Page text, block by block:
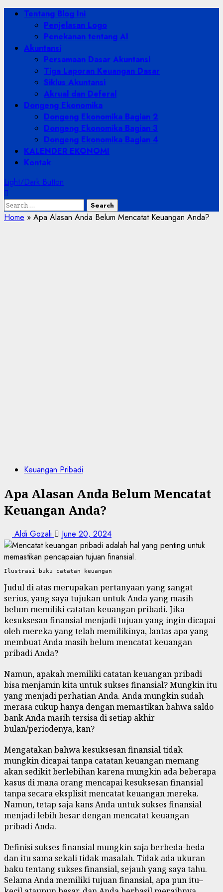
Skip
PrimaryTentang Blog Ini
Penjelasan Logo
Penekanan tentang AI
Akuntansi
Persamaan Dasar Akuntansi
Tiga Laporan Keuangan Dasar
Siklus Akuntansi
Akrual dan Deferal
Dongeng Ekonomika
Dongeng Ekonomika Bagian 2
Dongeng Ekonomika Bagian 3
Dongeng Ekonomika Bagian 4
KALENDER EKONOMI
Kontak
Light/Dark Button
Search
for:
Home » Apa Alasan Anda Belum Mencatat Keuangan Anda?
Keuangan Pribadi
Apa Alasan Anda Belum Mencatat
Keuangan Anda?
Aldi Gozali June 20, 2024
Ilustrasi buku catatan keuangan
Judul di atas merupakan pertanyaan yang sangat
serius, yang saya tujukan untuk Anda yang masih
belum memiliki catatan keuangan pribadi. Jika
kesuksesan finansial menjadi tujuan yang ingin dicapai
oleh mereka yang telah memilikinya, lantas apa yang
membuat Anda masih belum mencatat keuangan
pribadi Anda?
Namun, apakah memiliki catatan keuangan pribadi
bisa menjamin kita untuk sukses finansial? Mungkin itu
yang menjadi perhatian Anda. Anda mungkin sudah
merasa cukup hanya dengan memastikan bahwa saldo
bank Anda masih tersisa di setiap akhir
bulan/periodenya, kan?
Mengatakan bahwa kesuksesan finansial tidak
mungkin dicapai tanpa catatan keuangan memang
akan sedikit berlebihan karena mungkin ada beberapa
kasus di mana orang mencapai kesuksesan finansial
tanpa secara eksplisit mencatat keuangan mereka.
Namun, tetap saja kans Anda untuk sukses finansial
menjadi lebih besar dengan mencatat keuangan
pribadi Anda.
Definisi sukses finansial mungkin saja berbeda-beda
dan itu sama sekali tidak masalah. Tidak ada ukuran
baku tentang sukses finansial, sejauh yang saya tahu.
Selama Anda memiliki tujuan finansial, apa pun itu–